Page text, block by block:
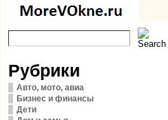
Рубрики
Авто, мото, авиа
Бизнес и финансы
Дети